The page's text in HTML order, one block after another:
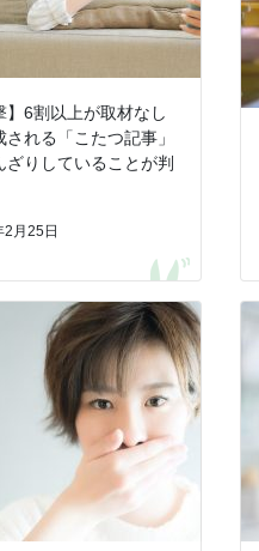
】6割以上が取材なし
される「こたつ記事」
ざりしていることが判
2月25日